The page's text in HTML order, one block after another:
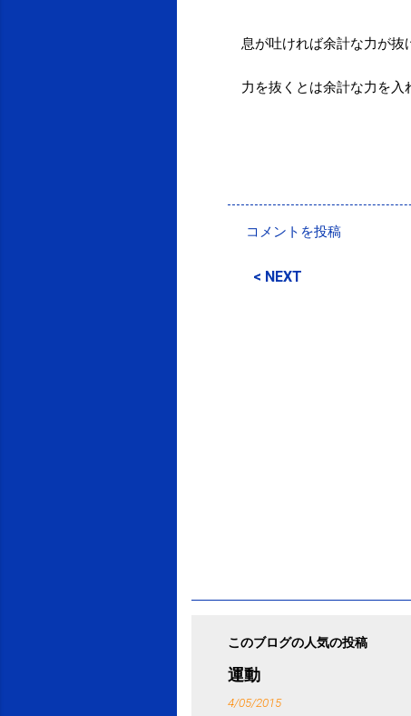
息が吐ければ余計な力が抜
力を抜くとは余計な力を入
メ
コメントを投稿
< NEXT
このブログの人気の投稿
運動
4/05/2015